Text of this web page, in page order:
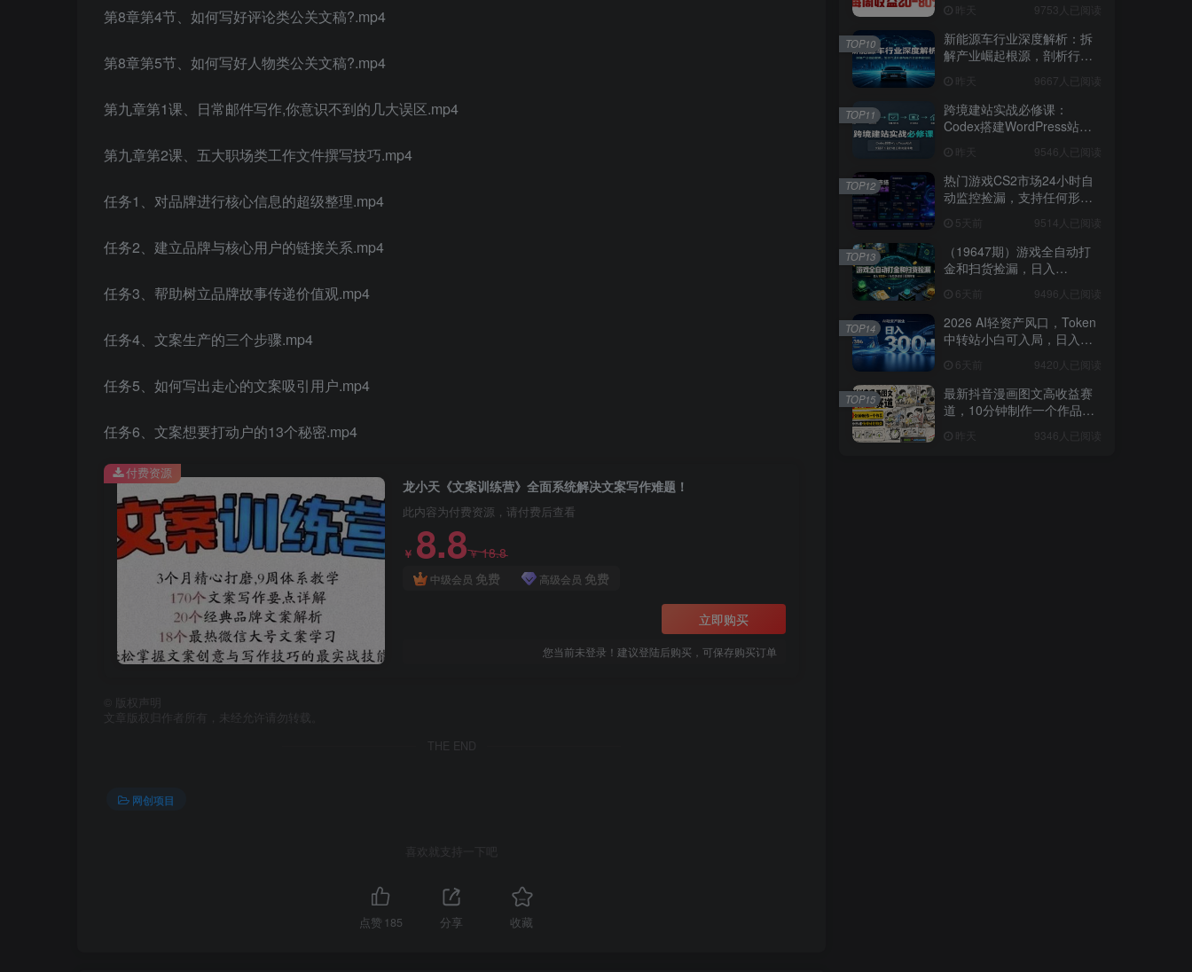
第8章第4节、如何写好评论类公关文稿?.mp4
第8章第5节、如何写好人物类公关文稿?.mp4
第九章第1课、日常邮件写作,你意识不到的几大误区.mp4
第九章第2课、五大职场类工作文件撰写技巧.mp4
任务1、对品牌进行核心信息的超级整理.mp4
任务2、建立品牌与核心用户的链接关系.mp4
任务3、帮助树立品牌故事传递价值观.mp4
任务4、文案生产的三个步骤.mp4
任务5、如何写出走心的文案吸引用户.mp4
任务6、文案想要打动户的13个秘密.mp4
龙小天《文案训练营》全面系统解决文案写作难题！
此内容为付费资源，请付费后查看
￥ 8.8￥18.8
中级会员 免费 高级会员 免费
立即购买
您当前未登录！建议登陆后购买，可保存购买订单
付费资源
版权声明
文章版权归作者所有，未经允许请勿转载。
THE END
网创项目
喜欢就支持一下吧
点赞 185 分享 收藏
万，零风险长期做
昨天 9753人已阅读
新能源车行业深度解析：拆
解产业崛起根源，剖析行业
昨天 9667人已阅读
TOP10
跨境建站实战必修课：
Codex搭建WordPress站
量阵地
昨天 9546人已阅读
TOP11
热门游戏CS2市场24小时自
动监控捡漏，支持任何形式
手，日入300+【揭秘】
5天前 9514人已阅读
TOP12
（19647期）游戏全自动打
金和扫货捡漏，日入
可做！
6天前 9496人已阅读
TOP13
2026 AI轻资产风口，Token
中转站小白可入局，日入
6天前 9420人已阅读
TOP14
最新抖音漫画图文高收益赛
道，10分钟制作一个作品，
昨天 9346人已阅读
TOP15